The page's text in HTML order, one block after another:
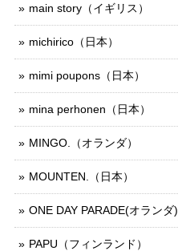
main story（イギリス）
michirico（日本）
mimi poupons（日本）
mina perhonen（日本）
MINGO.（オランダ）
MOUNTEN.（日本）
ONE DAY PARADE(オランダ)
PAPU（フィンランド）